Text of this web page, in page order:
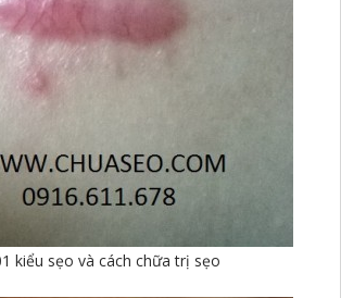
kiểu sẹo và cách chữa trị sẹo